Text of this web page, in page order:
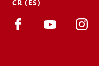
CR (ES)